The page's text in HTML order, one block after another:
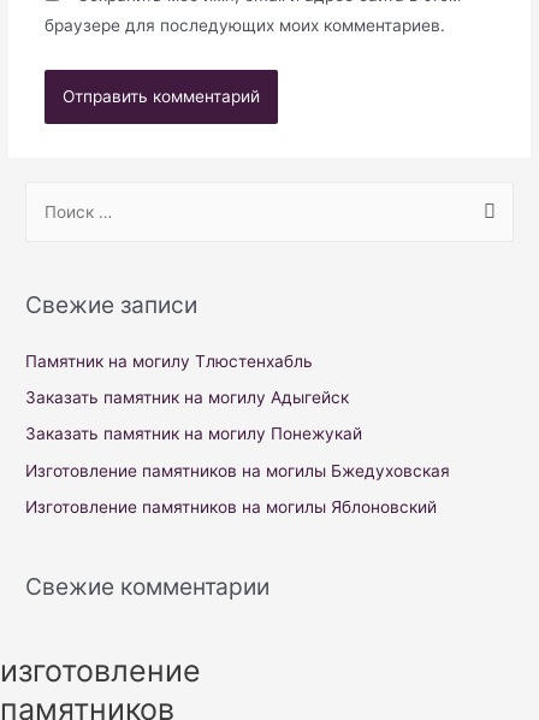
браузере для последующих моих комментариев.
r
h
f
o
Свежие записи
Памятник на могилу Тлюстенхабль
Заказать памятник на могилу Адыгейск
Заказать памятник на могилу Понежукай
Изготовление памятников на могилы Бжедуховская
Изготовление памятников на могилы Яблоновский
Свежие комментарии
изготовление
памятников